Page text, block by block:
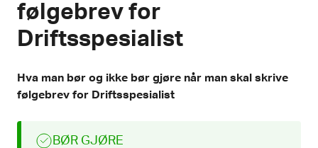
følgebrev for
Driftsspesialist
Hva man bør og ikke bør gjøre når man skal skrive
følgebrev for Driftsspesialist
BØR GJØRE